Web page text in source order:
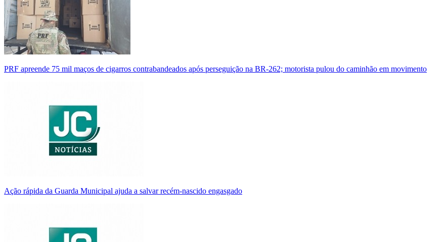
PRF apreende 75 mil maços de cigarros contrabandeados após perseguição na BR-262; motorista pulou do caminhão em movimento
Ação rápida da Guarda Municipal ajuda a salvar recém-nascido engasgado